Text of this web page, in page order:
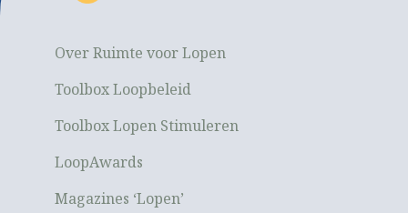
Over Ruimte voor Lopen
Toolbox Loopbeleid
Toolbox Lopen Stimuleren
LoopAwards
Magazines ‘Lopen’